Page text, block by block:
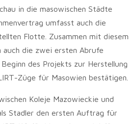
in die masowischen Städte
umfasst auch die
Flotte. Zusammen mit diesem
auch die zwei ersten Abrufe
des Projekts zur Herstellung
Züge für Masowien bestätigen.
Koleje Mazowieckie und
Stadler den ersten Auftrag für